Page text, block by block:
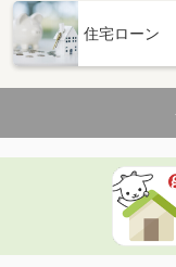
沖縄県沖縄市上地２
用途
住宅ローン